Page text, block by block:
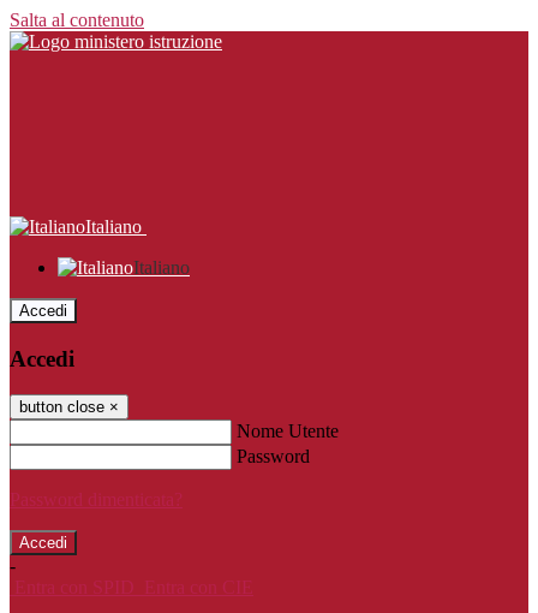
Salta al contenuto
Italiano
Italiano
Accedi
Accedi
button close ×
Nome Utente
Password
Password dimenticata?
-
Entra con SPID
Entra con CIE